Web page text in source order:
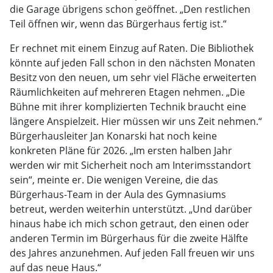
die Garage übrigens schon geöffnet. „Den restlichen
Teil öffnen wir, wenn das Bürgerhaus fertig ist.“
Er rechnet mit einem Einzug auf Raten. Die Bibliothek
könnte auf jeden Fall schon in den nächsten Monaten
Besitz von den neuen, um sehr viel Fläche erweiterten
Räumlichkeiten auf mehreren Etagen nehmen. „Die
Bühne mit ihrer komplizierten Technik braucht eine
längere Anspielzeit. Hier müssen wir uns Zeit nehmen.“
Bürgerhausleiter Jan Konarski hat noch keine
konkreten Pläne für 2026. „Im ersten halben Jahr
werden wir mit Sicherheit noch am Interimsstandort
sein“, meinte er. Die wenigen Vereine, die das
Bürgerhaus-Team in der Aula des Gymnasiums
betreut, werden weiterhin unterstützt. „Und darüber
hinaus habe ich mich schon getraut, den einen oder
anderen Termin im Bürgerhaus für die zweite Hälfte
des Jahres anzunehmen. Auf jeden Fall freuen wir uns
auf das neue Haus.“